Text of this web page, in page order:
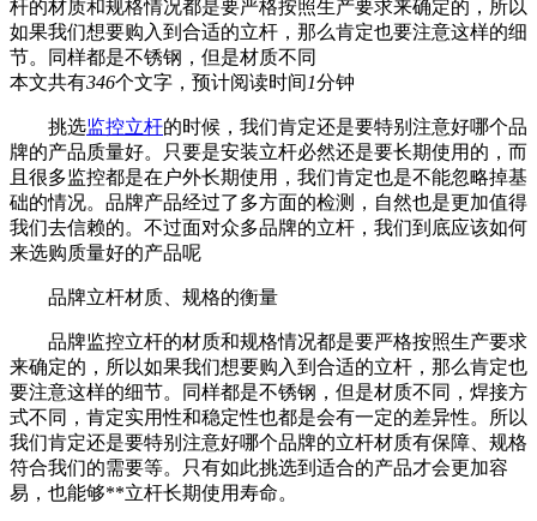
杆的材质和规格情况都是要严格按照生产要求来确定的，所以
如果我们想要购入到合适的立杆，那么肯定也要注意这样的细
节。同样都是不锈钢，但是材质不同
本文共有346个文字，预计阅读时间 1分钟
挑选监控立杆的时候，我们肯定还是要特别注意好哪个品
牌的产品质量好。只要是安装立杆必然还是要长期使用的，而
且很多监控都是在户外长期使用，我们肯定也是不能忽略掉基
础的情况。品牌产品经过了多方面的检测，自然也是更加值得
我们去信赖的。不过面对众多品牌的立杆，我们到底应该如何
来选购质量好的产品呢
品牌立杆材质、规格的衡量
品牌监控立杆的材质和规格情况都是要严格按照生产要求
来确定的，所以如果我们想要购入到合适的立杆，那么肯定也
要注意这样的细节。同样都是不锈钢，但是材质不同，焊接方
式不同，肯定实用性和稳定性也都是会有一定的差异性。所以
我们肯定还是要特别注意好哪个品牌的立杆材质有保障、规格
符合我们的需要等。只有如此挑选到适合的产品才会更加容
易，也能够**立杆长期使用寿命。